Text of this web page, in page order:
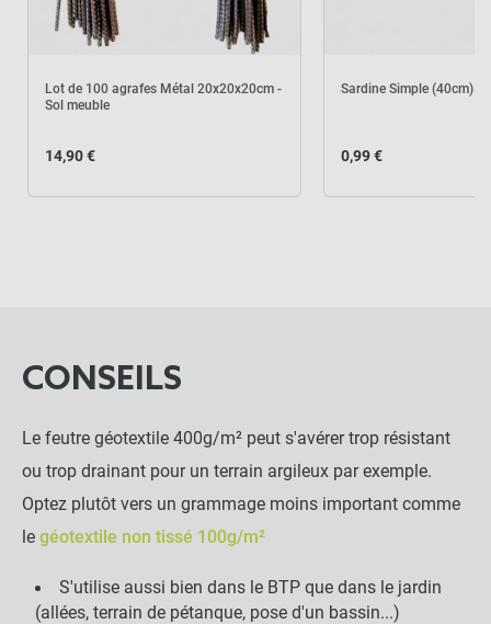
Lot de 100 agrafes Métal 20x20x20cm -
Sol meuble
14,90 €
Sardine Simple (40cm)
0,99 €
CONSEILS
Le feutre géotextile 400g/m² peut s'avérer trop résistant
ou trop drainant pour un terrain argileux par exemple.
Optez plutôt vers un grammage moins important comme
le géotextile non tissé 100g/m²
S'utilise aussi bien dans le BTP que dans le jardin
(allées, terrain de pétanque, pose d'un bassin...)